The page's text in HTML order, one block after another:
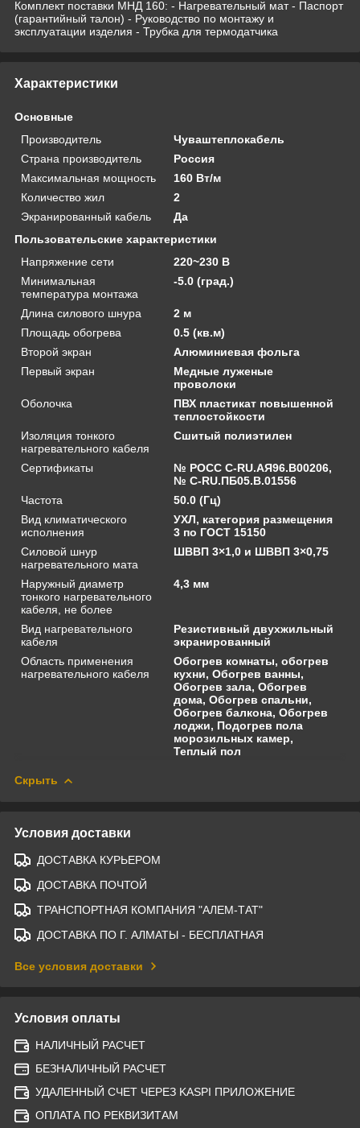
Комплект поставки МНД 160: - Нагревательный мат - Паспорт
(гарантийный талон) - Руководство по монтажу и
эксплуатации изделия - Трубка для термодатчика
Характеристики
Основные
Производитель
Чуваштеплокабель
Страна производитель
Россия
Максимальная мощность
160 Вт/м
Количество жил
2
Экранированный кабель
Да
Пользовательские характеристики
Напряжение сети
220~230 В
Минимальная
температура монтажа
-5.0 (град.)
Длина силового шнура
2 м
Площадь обогрева
0.5 (кв.м)
Второй экран
Алюминиевая фольга
Первый экран
Медные луженые
проволоки
Оболочка
ПВХ пластикат повышенной
теплостойкости
Изоляция тонкого
нагревательного кабеля
Сшитый полиэтилен
Сертификаты
№ РОСС C-RU.АЯ96.В00206,
№ С-RU.ПБ05.В.01556
Частота
50.0 (Гц)
Вид климатического
исполнения
УХЛ, категория размещения
3 по ГОСТ 15150
Силовой шнур
нагревательного мата
ШВВП 3×1,0 и ШВВП 3×0,75
Наружный диаметр
тонкого нагревательного
кабеля, не более
4,3 мм
Вид нагревательного
кабеля
Резистивный двухжильный
экранированный
Область применения
нагревательного кабеля
Обогрев комнаты, обогрев
кухни, Обогрев ванны,
Обогрев зала, Обогрев
дома, Обогрев спальни,
Обогрев балкона, Обогрев
лоджи, Подогрев пола
морозильных камер,
Теплый пол
Скрыть
Условия доставки
ДОСТАВКА КУРЬЕРОМ
ДОСТАВКА ПОЧТОЙ
ТРАНСПОРТНАЯ КОМПАНИЯ "АЛЕМ-ТАТ"
ДОСТАВКА ПО Г. АЛМАТЫ - БЕСПЛАТНАЯ
Все условия доставки
Условия оплаты
НАЛИЧНЫЙ РАСЧЕТ
БЕЗНАЛИЧНЫЙ РАСЧЕТ
УДАЛЕННЫЙ СЧЕТ ЧЕРЕЗ KASPI ПРИЛОЖЕНИЕ
ОПЛАТА ПО РЕКВИЗИТАМ